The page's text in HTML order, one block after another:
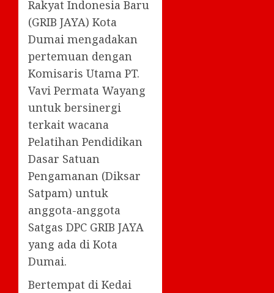
Rakyat Indonesia Baru
(GRIB JAYA) Kota
Dumai mengadakan
pertemuan dengan
Komisaris Utama PT.
Vavi Permata Wayang
untuk bersinergi
terkait wacana
Pelatihan Pendidikan
Dasar Satuan
Pengamanan (Diksar
Satpam) untuk
anggota-anggota
Satgas DPC GRIB JAYA
yang ada di Kota
Dumai.
Bertempat di Kedai